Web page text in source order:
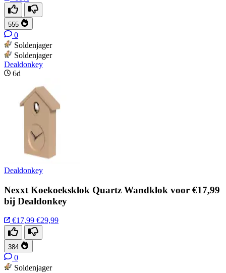
555
0
Soldenjager
Soldenjager
Dealdonkey
6d
Dealdonkey
Nexxt Koekoeksklok Quartz Wandklok voor €17,99
bij Dealdonkey
€17,99 €29,99
384
0
Soldenjager